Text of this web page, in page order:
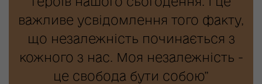
важливе усвідомлення того факту,
що незалежність починається з
кожного з нас. Моя незалежність -
це свобода бути собою”